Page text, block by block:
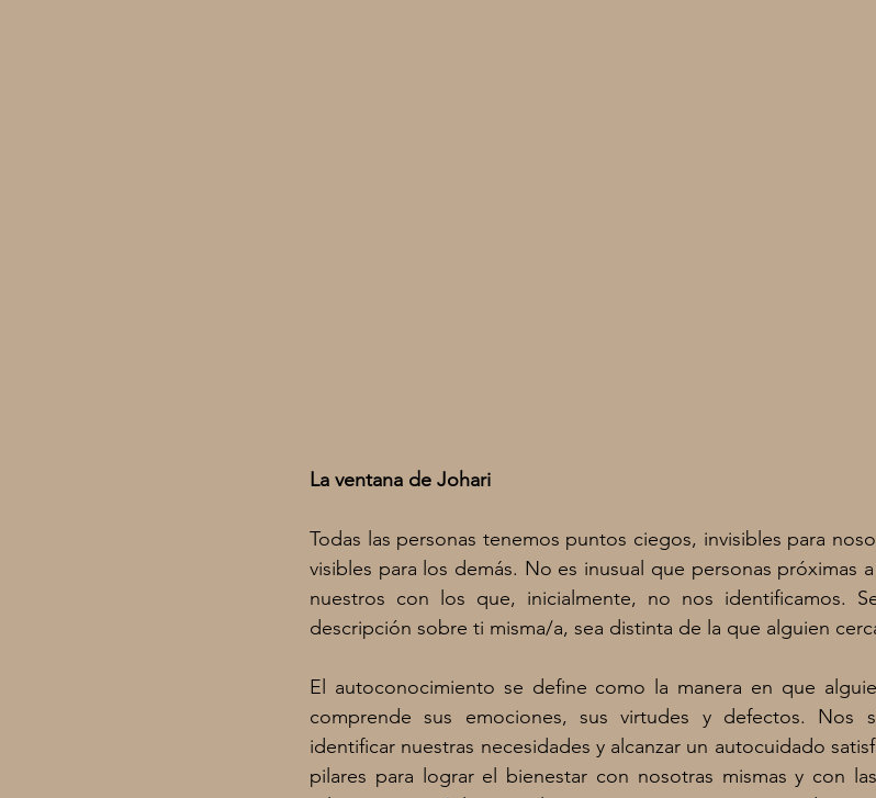
La ventana de Johari
Todas las personas tenemos puntos ciegos, invisibles para
visibles para los demás. No es inusual que personas próximas
nuestros con los que, inicialmente, no nos identificamos.
descripción sobre ti misma/a, sea distinta de la que alguien
El autoconocimiento se define como la manera en que
comprende sus emociones, sus virtudes y defectos. Nos
identificar nuestras necesidades y alcanzar un autocuidado
pilares para lograr el bienestar con nosotras mismas y con